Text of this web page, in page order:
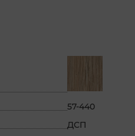
57-440
ДСП